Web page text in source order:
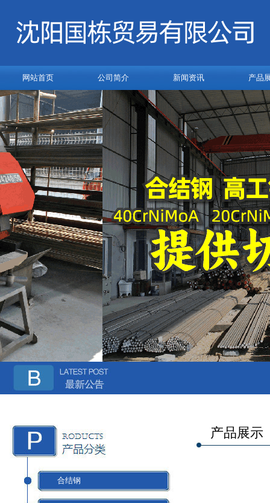
网站首页 公司简介 新闻资讯 产品
合结钢
产品展示